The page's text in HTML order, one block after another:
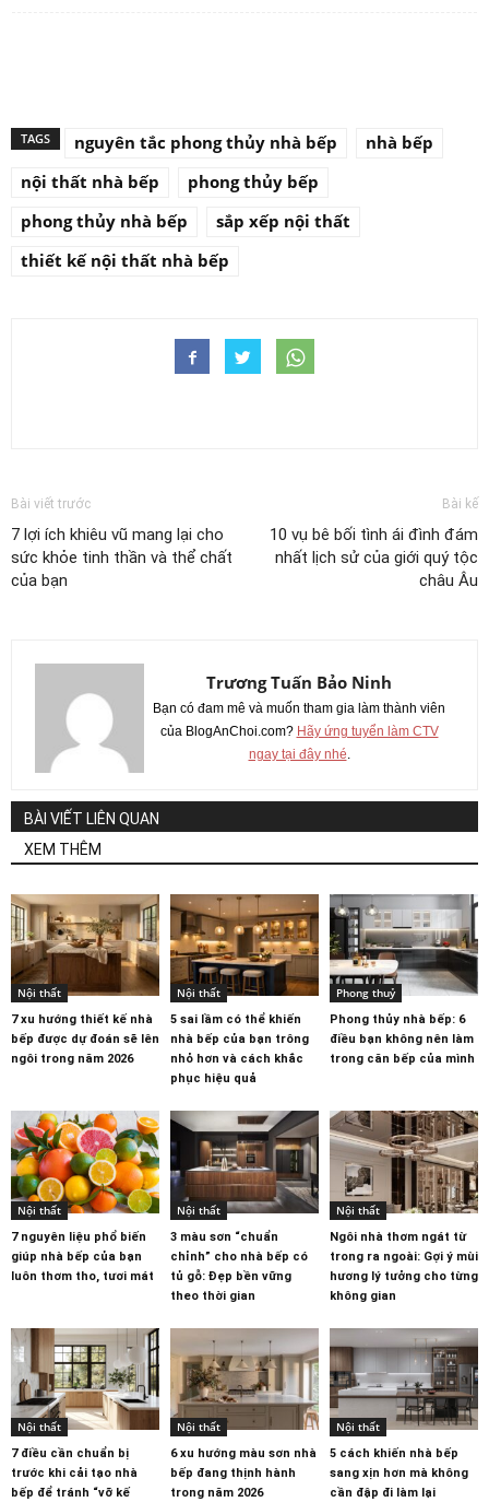
TAGS nguyên tắc phong thủy nhà bếp
nhà bếp
nội thất nhà bếp
phong thủy bếp
phong thủy nhà bếp
sắp xếp nội thất
thiết kế nội thất nhà bếp
Bài viết trước
7 lợi ích khiêu vũ mang lại cho
sức khỏe tinh thần và thể chất
của bạn
Bài kế
10 vụ bê bối tình ái đình đám
nhất lịch sử của giới quý tộc
châu Âu
Trương Tuấn Bảo Ninh
Bạn có đam mê và muốn tham gia làm thành viên
của BlogAnChoi.com? Hãy ứng tuyển làm CTV
ngay tại đây nhé
BÀI VIẾT LIÊN QUAN
XEM THÊM
Nội thất
7 xu hướng thiết kế nhà
bếp được dự đoán sẽ lên
ngôi trong năm 2026
Nội thất
5 sai lầm có thể khiến
nhà bếp của bạn trông
nhỏ hơn và cách khắc
phục hiệu quả
Phong thuỷ
Phong thủy nhà bếp: 6
điều bạn không nên làm
trong căn bếp của mình
Nội thất
7 nguyên liệu phổ biến
giúp nhà bếp của bạn
luôn thơm tho, tươi mát
Nội thất
3 màu sơn “chuẩn
chỉnh” cho nhà bếp có
tủ gỗ: Đẹp bền vững
theo thời gian
Nội thất
Ngôi nhà thơm ngát từ
trong ra ngoài: Gợi ý mùi
hương lý tưởng cho từng
không gian
Nội thất
7 điều cần chuẩn bị
trước khi cải tạo nhà
bếp để tránh “vỡ kế
Nội thất
6 xu hướng màu sơn nhà
bếp đang thịnh hành
trong năm 2026
Nội thất
5 cách khiến nhà bếp
sang xịn hơn mà không
cần đập đi làm lại